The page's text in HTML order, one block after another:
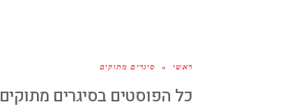
ראשי » סיגרים מתוקים
כל הפוסטים בסיגרים מתוקים